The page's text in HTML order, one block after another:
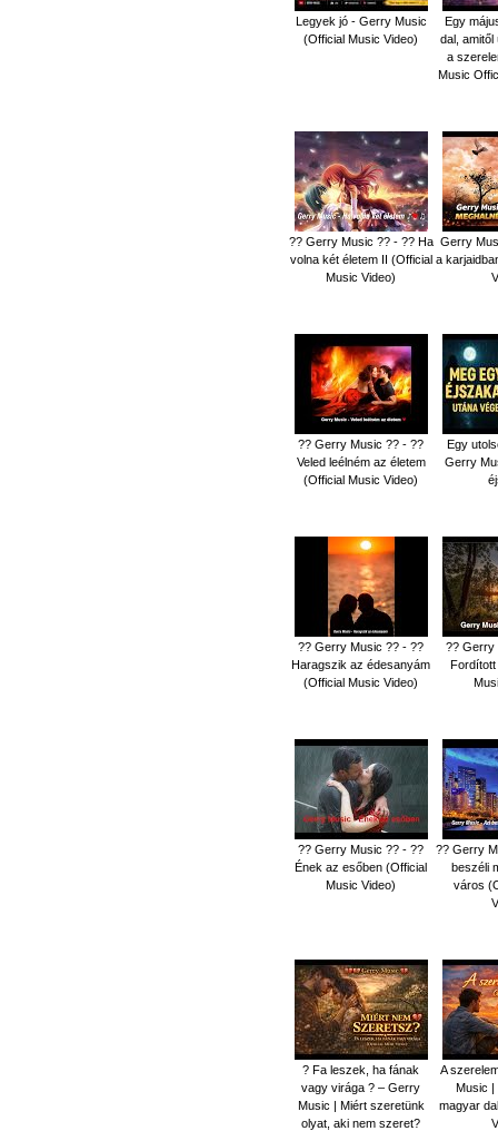
Legyek jó - Gerry Music
(Official Music Video)
Egy
dal, amitől
a
Music
?? Gerry Music ?? - ?? Ha
volna két életem II (Official
Music Video)
Gerry
a
?? Gerry Music ?? - ??
Veled leélném az életem
(Official Music Video)
Egy
Gerry
?? Gerry Music ?? - ??
Haragszik az édesanyám
(Official Music Video)
?? Gerry
?? Gerry Music ?? - ??
Ének az esőben (Official
Music Video)
?? Gerry
beszéli
város
? Fa leszek, ha fának
vagy virága ? – Gerry
Music | Miért szeretünk
olyat, aki nem szeret?
A
Music |
magyar